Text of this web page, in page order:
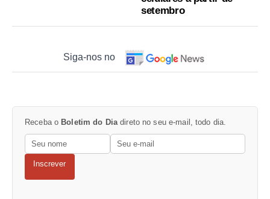
setembro
Siga-nos no
Receba o Boletim do Dia direto no seu e-mail, todo dia.
Inscrever